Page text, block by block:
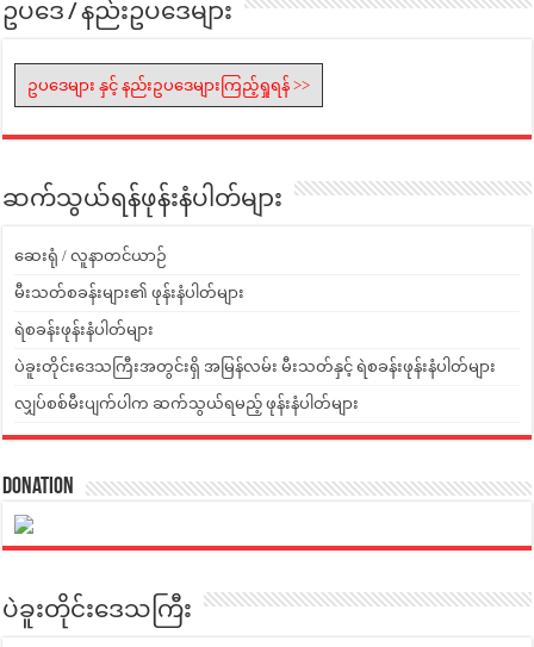
ဥပဒေ / နည်းဥပဒေများ
ဥပဒေများ နှင့် နည်းဥပဒေများကြည့်ရှုရန် >>
ဆက်သွယ်ရန်ဖုန်းနံပါတ်များ
ဆေးရုံ / လူနာတင်ယာဉ်
မီးသတ်စခန်းများ၏ ဖုန်းနံပါတ်များ
ရဲစခန်းဖုန်းနံပါတ်များ
ပဲခူးတိုင်းဒေသကြီးအတွင်းရှိ အမြန်လမ်း မီးသတ်နှင့် ရဲစခန်းဖုန်းနံပါတ်များ
လျှပ်စစ်မီးပျက်ပါက ဆက်သွယ်ရမည့် ဖုန်းနံပါတ်များ
Donation
ပဲခူးတိုင်းဒေသကြီး